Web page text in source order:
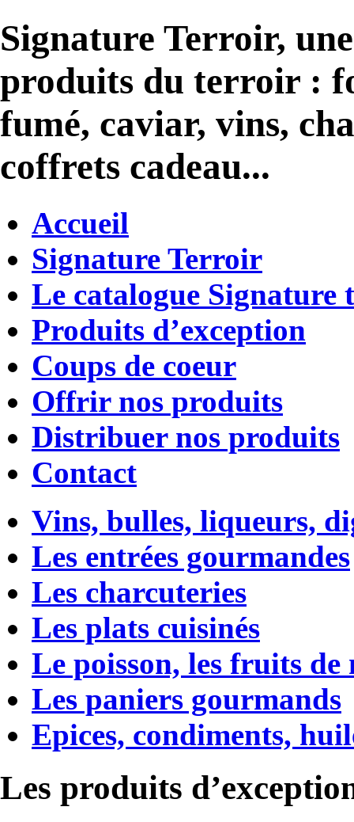
Signature Terroir,
produits du terroir :
fumé, caviar, vins,
coffrets cadeau...
Accueil
Signature Terroir
Le catalogue Signature
Produits d’exception
Coups de coeur
Offrir nos produits
Distribuer nos produits
Contact
Vins, bulles, liqueurs,
Les entrées gourmandes
Les charcuteries
Les plats cuisinés
Le poisson, les fruits de
Les paniers gourmands
Epices, condiments,
Les produits